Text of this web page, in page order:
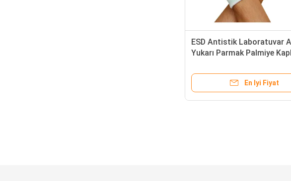
ESD Antistik Laboratuvar
Yukarı Parmak Palmiye
Eldivenler
En Iyi Fiyat